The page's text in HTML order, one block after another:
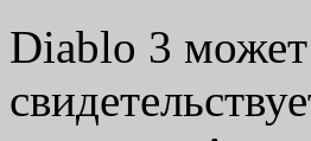
Diablo 3